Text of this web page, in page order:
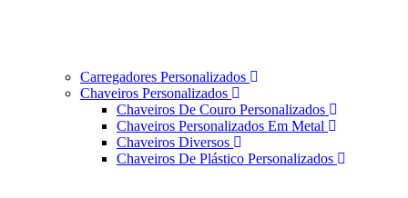
Carregadores Personalizados
Chaveiros Personalizados
Chaveiros De Couro Personalizados
Chaveiros Personalizados Em Metal
Chaveiros Diversos
Chaveiros De Plástico Personalizados